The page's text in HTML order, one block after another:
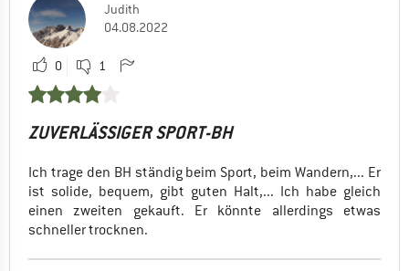
Judith
04.08.2022
0 1
ZUVERLÄSSIGER SPORT-BH
Ich trage den BH ständig beim Sport, beim Wandern,... Er
ist solide, bequem, gibt guten Halt,... Ich habe gleich
einen zweiten gekauft. Er könnte allerdings etwas
schneller trocknen.